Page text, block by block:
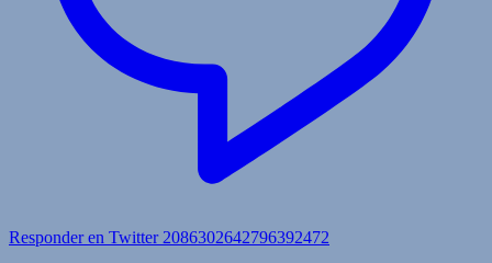
Responder en Twitter 2086302642796392472